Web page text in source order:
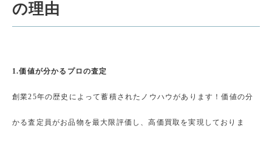
の理由
1.価値が分かるプロの査定
創業25年の歴史によって蓄積されたノウハウがあります！価値の分
かる査定員がお品物を最大限評価し、高価買取を実現しておりま